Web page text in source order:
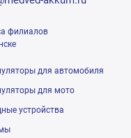
филиалов
для автомобиля
для мото
устройства